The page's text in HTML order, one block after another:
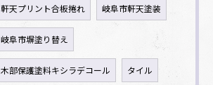
軒天プリント合板捲れ 岐阜市軒天塗装
岐阜市塀塗り替え
木部保護塗料キシラデコール タイル